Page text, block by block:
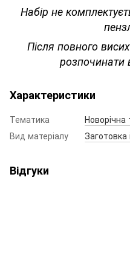
Набір не
Після повного
розпочинати
Характеристики
Тематика
Новорічна
Вид матеріалу
Відгуки